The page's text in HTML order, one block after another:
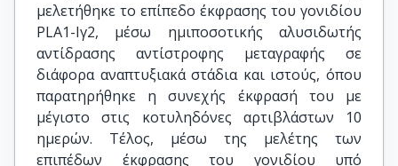
μελετήθηκε το επίπεδο έκφρασης του γονιδίου
PLA1-Iγ2, μέσω ημιποσοτικής αλυσιδωτής
αντίδρασης αντίστροφης μεταγραφής σε
διάφορα αναπτυξιακά στάδια και ιστούς, όπου
παρατηρήθηκε η συνεχής έκφρασή του με
μέγιστο στις κοτυληδόνες αρτιβλάστων 10
ημερών. Τέλος, μέσω της μελέτης των
επιπέδων έκφρασης του γονιδίου υπό